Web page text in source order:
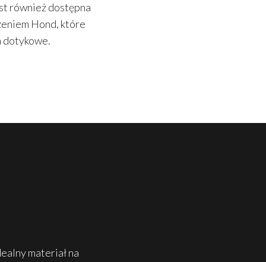
również dostępna
Hond, które
dotykowe.
materiał na